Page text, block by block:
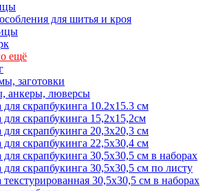
для шитья и кроя
ещё
заготовки
анкеры, люверсы
для скрапбукинга 10.2х15.3 см
для скрапбукинга 15,2х15,2см
для скрапбукинга 20,3х20,3 см
для скрапбукинга 22,5х30,4 см
для скрапбукинга 30,5х30,5 см в наборах
для скрапбукинга 30,5х30,5 см по листу
текстурированная 30,5х30,5 см в наборах